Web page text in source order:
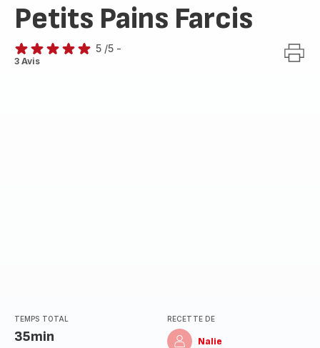
Petits Pains Farcis
Avis
5 /5 -
3 Avis
TEMPS TOTAL
35min
RECETTE DE
Nalie